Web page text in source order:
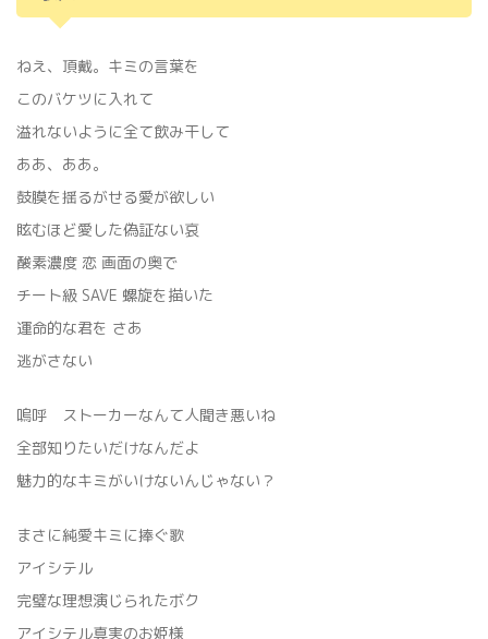
ねえ、頂戴。キミの言葉を
このバケツに入れて
溢れないように全て飲み干して
ああ、ああ。
鼓膜を揺るがせる愛が欲しい
眩むほど愛した偽証ない哀
酸素濃度 恋 画面の奥で
‬‪チート級 SAVE 螺旋を描いた
運命的な君を さあ
‬‪逃がさない
嗚呼 ストーカーなんて人聞き悪いね
全部知りたいだけなんだよ
魅力的なキミがいけないんじゃない？
まさに純愛キミに捧ぐ歌
‬‪アイシテル
完璧な理想演じられたボク
アイシテル真実のお姫様